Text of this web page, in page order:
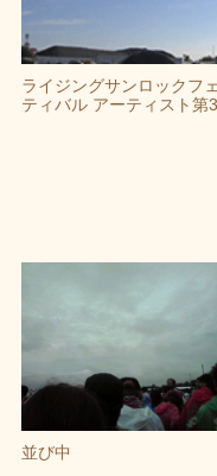
ライジングサンロックフ
ティバル アーティスト第
並び中